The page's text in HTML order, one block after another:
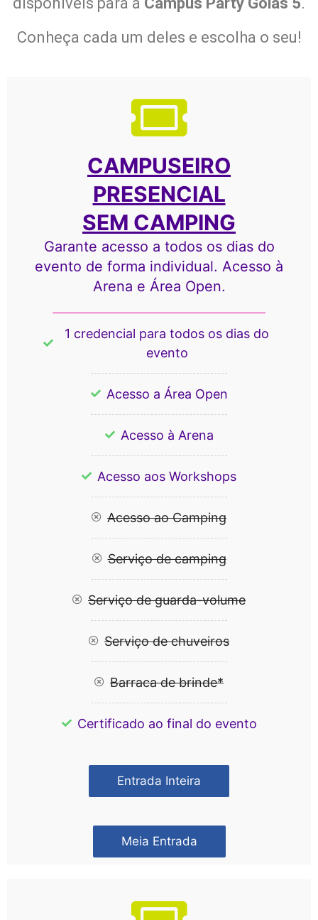
Conheça cada um deles e escolha o seu!
CAMPUSEIRO
PRESENCIAL
SEM CAMPING
Garante acesso a todos os dias do
evento de forma individual. Acesso à
Arena e Área Open.
1 credencial para todos os dias do
evento
Acesso a Área Open
Acesso à Arena
Acesso aos Workshops
Acesso ao Camping
Serviço de camping
Serviço de guarda-volume
Serviço de chuveiros
Barraca de brinde*
Certificado ao final do evento
Entrada Inteira
Meia Entrada